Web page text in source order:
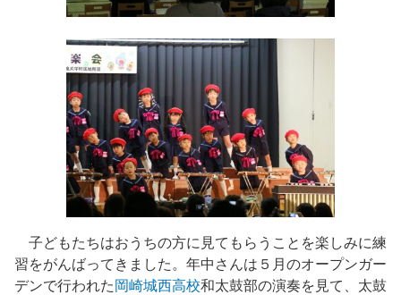
子どもたちはおうちの方に見てもらうことを楽しみに練
習をがんばってきました。年中さんは５月のオープンガー
デンで行われた岡崎城西高校和太鼓部の演奏を見て、太鼓